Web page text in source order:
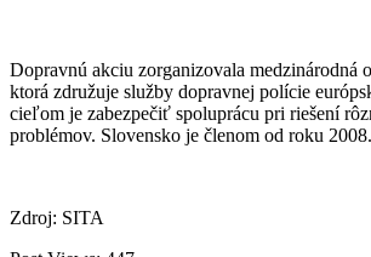
Dopravnú akciu zorganizovala medzinárodná
ktorá združuje služby dopravnej polície
cieľom je zabezpečiť spoluprácu pri riešení
problémov. Slovensko je členom od roku 2008.
Zdroj: SITA